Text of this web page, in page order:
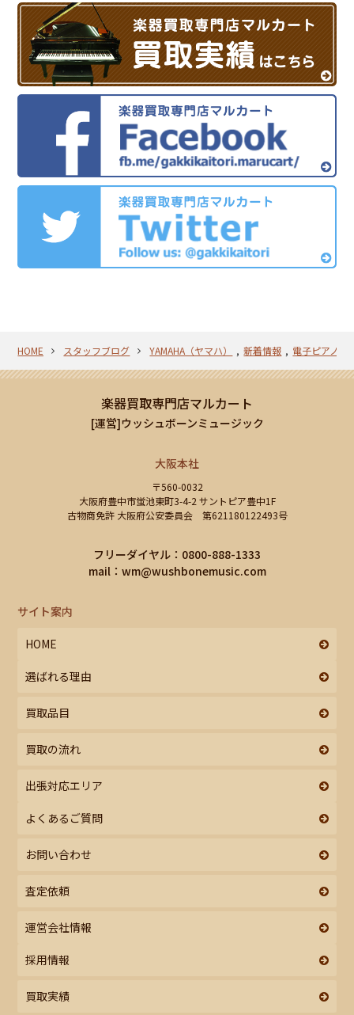
HOME スタッフブログ YAMAHA（ヤマハ） 新着情報 電子ピアノ
楽器買取専門店マルカート
[運営]ウッシュボーンミュージック
大阪本社
〒560-0032
大阪府豊中市蛍池東町3-4-2 サントピア豊中1F
古物商免許 大阪府公安委員会 第621180122493号
フリーダイヤル：0800-888-1333
mail： wm@wushbonemusic.com
サイト案内
HOME
選ばれる理由
買取品目
買取の流れ
出張対応エリア
よくあるご質問
お問い合わせ
査定依頼
運営会社情報
採用情報
買取実績